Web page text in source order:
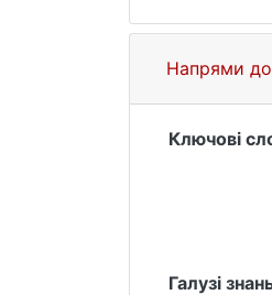
теми.
до дії.
функція
Напрями
Ключові
Галузі